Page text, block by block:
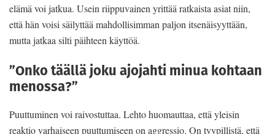
elämä voi jatkua. Usein riippuvainen yrittää ratkaista asiat niin,
että hän voisi säilyttää mahdollisimman paljon itsenäisyyttään,
mutta jatkaa silti päihteen käyttöä.
”Onko täällä joku ajojahti minua kohtaan
menossa?”
Puuttuminen voi raivostuttaa. Lehto huomauttaa, että yleisin
reaktio varhaiseen puuttumiseen on aggressio. On tyypillistä, että